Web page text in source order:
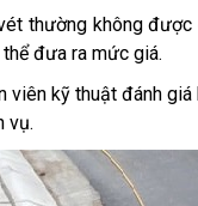
thường không
đưa ra mức giá.
viên kỹ thuật đánh
vụ.